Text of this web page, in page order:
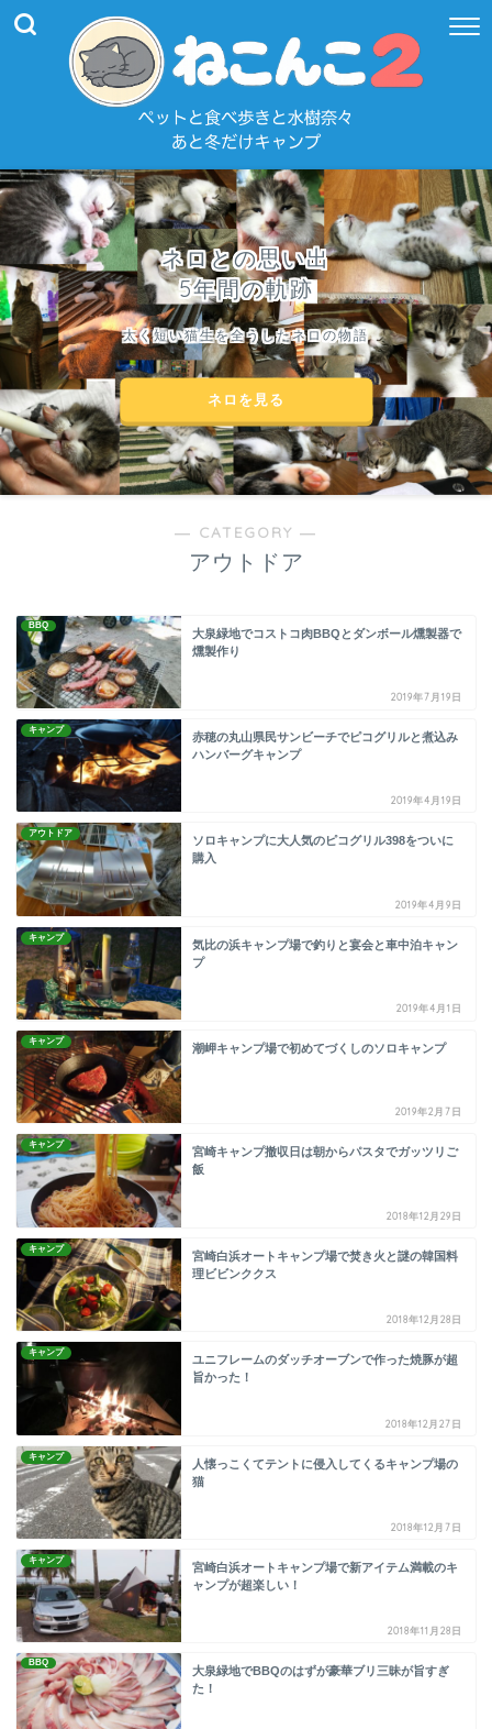
ネロとの思い出
5年間の軌跡
太く短い猫生を全うしたネロの物語
ネロを見る
― CATEGORY ―
アウトドア
BBQ
大泉緑地でコストコ肉BBQとダンボール燻製器で
燻製作り
2019年7月19日
キャンプ
赤穂の丸山県民サンビーチでピコグリルと煮込み
ハンバーグキャンプ
2019年4月19日
アウトドア
ソロキャンプに大人気のピコグリル398をついに
購入
2019年4月9日
キャンプ
気比の浜キャンプ場で釣りと宴会と車中泊キャン
プ
2019年4月1日
キャンプ
潮岬キャンプ場で初めてづくしのソロキャンプ
2019年2月7日
キャンプ
宮崎キャンプ撤収日は朝からパスタでガッツリご
飯
2018年12月29日
キャンプ
宮崎白浜オートキャンプ場で焚き火と謎の韓国料
理ビビンククス
2018年12月28日
キャンプ
ユニフレームのダッチオーブンで作った焼豚が超
旨かった！
2018年12月27日
キャンプ
人懐っこくてテントに侵入してくるキャンプ場の
猫
2018年12月7日
キャンプ
宮崎白浜オートキャンプ場で新アイテム満載のキ
ャンプが超楽しい！
2018年11月28日
BBQ
大泉緑地でBBQのはずが豪華ブリ三昧が旨すぎ
た！